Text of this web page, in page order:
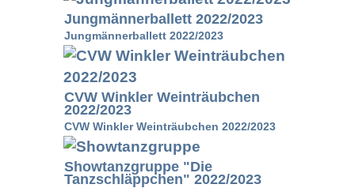
Jungmännerballett 2022/2023
Jungmännerballett 2022/2023
CVW Winkler Weinträubchen
2022/2023
CVW Winkler Weinträubchen 2022/2023
Showtanzgruppe "Die
Tanzschläppchen" 2022/2023